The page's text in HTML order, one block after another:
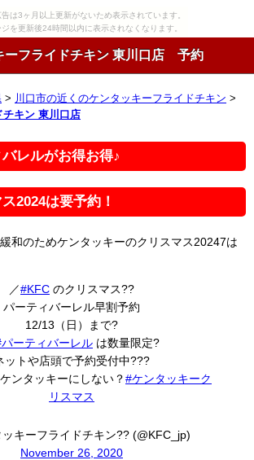
は3ヶ月以上更新がないため表示されています。
を更新後24時間以内に表示されなくなります。
ーフライドチキン 東川口店 予約
> 川口市の近くのケンタッキーフライドチキン >
チキン 東川口店
レルがお得お得♪
2024は要予約！
和のためケンタッキーのクリスマス20247は
／#KFC のクリスマス??
パーティバーレル早割予約
12/13（日）まで?
ーティバーレル は数量限定?
ットや店頭で予約受付中???
ンタッキーにしない？#ケンタッキーク
リスマス
キーフライドチキン?? (@KFC_jp)
November 26, 2020